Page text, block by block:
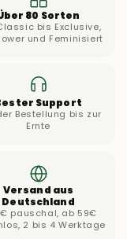
80 Sorten
bis Exclusive,
und Feminisiert
Support
Bestellung bis zur
Ernte
Versand aus
Deutschland
pauschal, ab 59€
2 bis 4 Werktage